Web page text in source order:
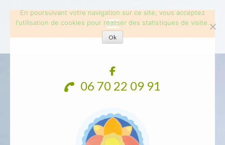
06 70 22 09 91
En poursuivant votre navigation sur ce site, vous acceptez
l'utilisation de cookies pour réaliser des statistiques de visite.
Ok